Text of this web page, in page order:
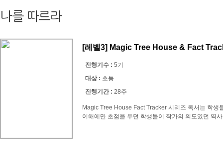
나를 따르라
[레벨3] Magic Tree House & Fact
진행기수 : 5기
대상 : 초등
진행기간 : 28주
Magic Tree House Fact Tracker 시리즈 독서는 학
이해에만 초점을 두던 학생들이 작가의 의도였던 역